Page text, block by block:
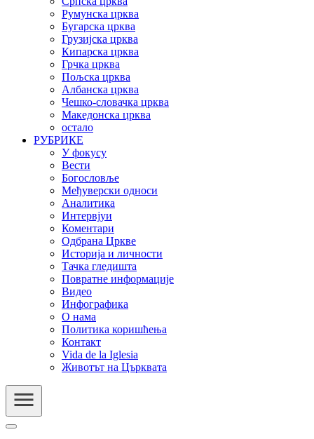
Румунска црква
Бугарска црква
Грузијска црква
Кипарска црква
Грчка црква
Пољска црква
Албанска црква
Чешко-словачка црква
Македонска црква
остало
РУБРИКЕ
У фокусу
Вести
Богословље
Међуверски односи
Аналитика
Интервјуи
Коментари
Одбрана Цркве
Историја и личности
Тачка гледишта
Повратне информације
Видео
Инфографика
О нама
Политика коришћења
Контакт
Vida de la Iglesia
Животът на Църквата